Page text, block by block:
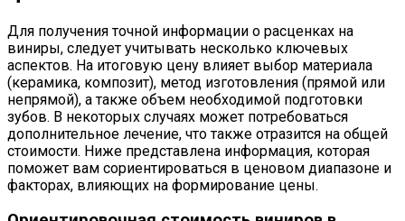
Для получения точной информации о расценках на
виниры, следует учитывать несколько ключевых
аспектов. На итоговую цену влияет выбор материала
(керамика, композит), метод изготовления (прямой или
непрямой), а также объем необходимой подготовки
зубов. В некоторых случаях может потребоваться
дополнительное лечение, что также отразится на общей
стоимости. Ниже представлена информация, которая
поможет вам сориентироваться в ценовом диапазоне и
факторах, влияющих на формирование цены.